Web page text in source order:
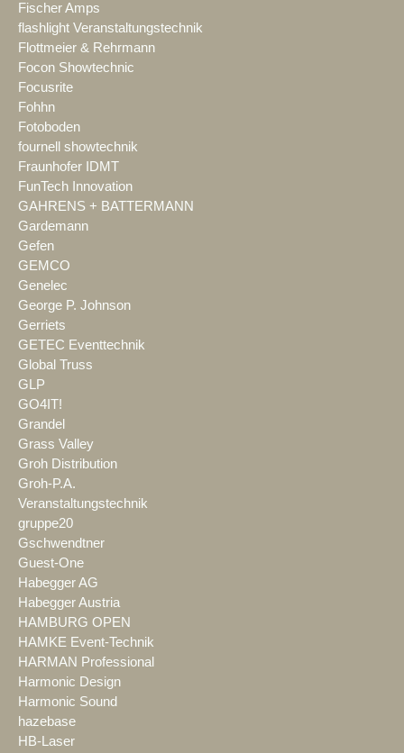
Fischer Amps
flashlight Veranstaltungstechnik
Flottmeier & Rehrmann
Focon Showtechnic
Focusrite
Fohhn
Fotoboden
fournell showtechnik
Fraunhofer IDMT
FunTech Innovation
GAHRENS + BATTERMANN
Gardemann
Gefen
GEMCO
Genelec
George P. Johnson
Gerriets
GETEC Eventtechnik
Global Truss
GLP
GO4IT!
Grandel
Grass Valley
Groh Distribution
Groh-P.A.
Veranstaltungstechnik
gruppe20
Gschwendtner
Guest-One
Habegger AG
Habegger Austria
HAMBURG OPEN
HAMKE Event-Technik
HARMAN Professional
Harmonic Design
Harmonic Sound
hazebase
HB-Laser